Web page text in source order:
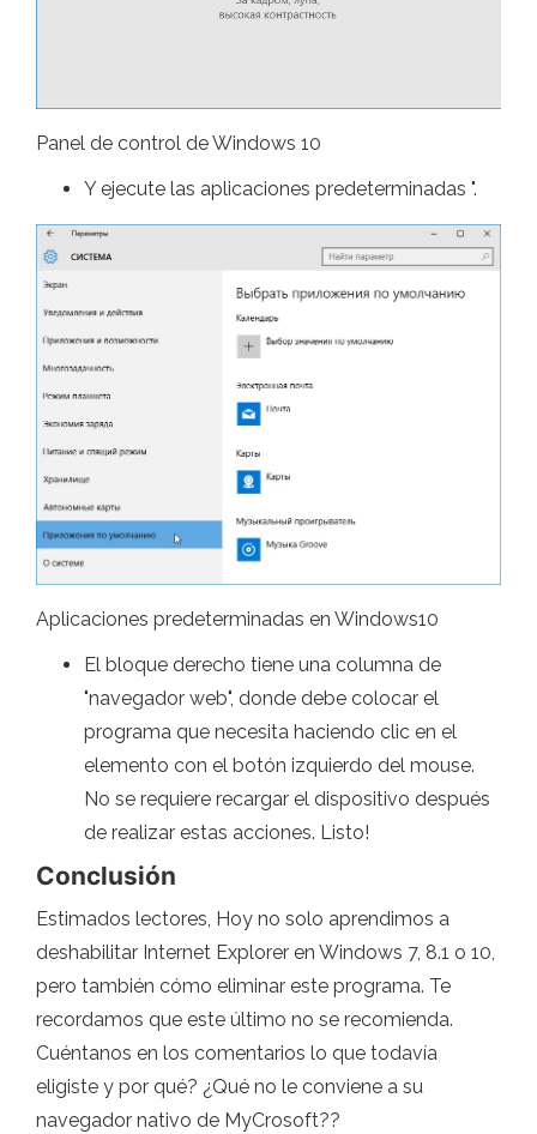
Panel de control de Windows 10
Y ejecute las aplicaciones predeterminadas ".
Aplicaciones predeterminadas en Windows10
El bloque derecho tiene una columna de
"navegador web", donde debe colocar el
programa que necesita haciendo clic en el
elemento con el botón izquierdo del mouse.
No se requiere recargar el dispositivo después
de realizar estas acciones. Listo!
Conclusión
Estimados lectores, Hoy no solo aprendimos a
deshabilitar Internet Explorer en Windows 7, 8.1 o 10,
pero también cómo eliminar este programa. Te
recordamos que este último no se recomienda.
Cuéntanos en los comentarios lo que todavía
eligiste y por qué? ¿Qué no le conviene a su
navegador nativo de MyCrosoft??